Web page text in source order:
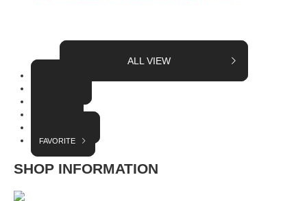
ALL VIEW
FAVORITE
SHOP INFORMATION